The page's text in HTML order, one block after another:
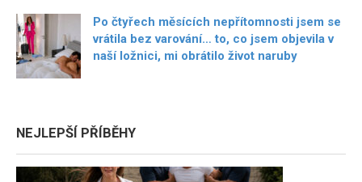
Po čtyřech měsících nepřítomnosti jsem se
vrátila bez varování… to, co jsem objevila v
naší ložnici, mi obrátilo život naruby
NEJLEPŠÍ PŘÍBĚHY